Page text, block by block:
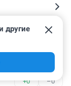
новому
+0 –0
другие